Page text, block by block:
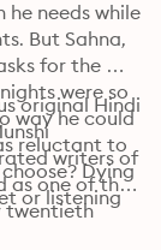
needs while
But Sahna,
for the
were so
way he could
reluctant to
Dying
or listening
original Hindi
writers of
as one of the
twentieth